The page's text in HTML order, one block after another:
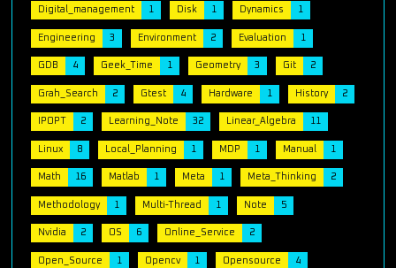
Digital_management 1 Disk 1 Dynamics 1
Engineering 3 Environment 2 Evaluation
GDB 4 Geek_Time 1 Geometry 3 Git 2
Grah_Search 2 Gtest 4 Hardware History 2
IPOPT 2 Learning_Note 32 Linear_Algebra 11
Linux 8 Local_Planning MDP Manual
Math 16 Matlab 1 Meta 1 Meta_Thinking 2
Methodology Multi-Thread Note 5
Nvidia 2 OS 6 Online_Service 2
Open_Source Opencv Opensource 4